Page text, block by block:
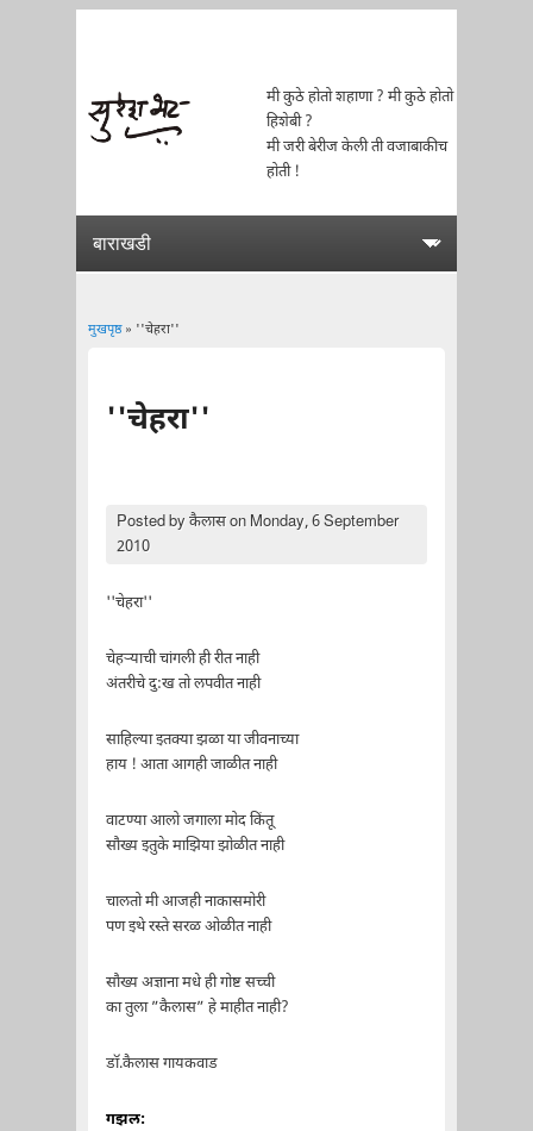
मी कुठे होतो शहाणा ? मी कुठे होतो
हिशेबी ?
मी जरी बेरीज केली ती वजाबाकीच
होती !
मुखपृष्ठ» ''चेहरा''
''चेहरा''
Posted byकैलासon Monday, 6 September
2010
''चेहरा''
चेहर्‍याची चांगली ही रीत नाही
अंतरीचे दु:ख तो लपवीत नाही
साहिल्या इतक्या झळा या जीवनाच्या
हाय ! आता आगही जाळीत नाही
वाटण्या आलो जगाला मोद किंतू
सौख्य इतुके माझिया झोळीत नाही
चालतो मी आजही नाकासमोरी
पण इथे रस्ते सरळ ओळीत नाही
सौख्य अज्ञाना मधे ही गोष्ट सच्ची
का तुला ”कैलास” हे माहीत नाही?
डॉ.कैलास गायकवाड
गझल: